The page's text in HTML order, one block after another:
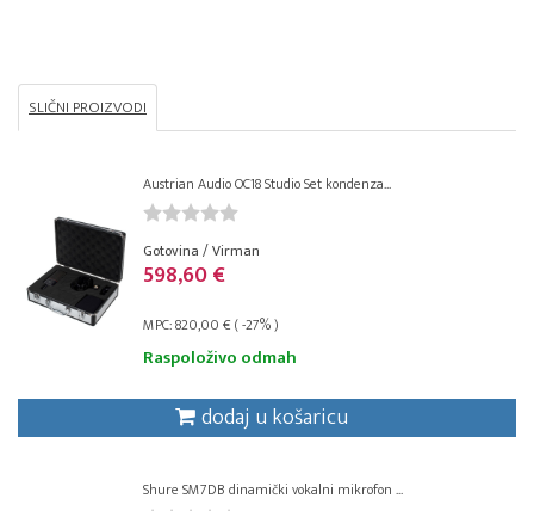
SLIČNI PROIZVODI
Austrian Audio OC18 Studio Set kondenza...
Gotovina / Virman
598,60 €
MPC: 820,00 € ( -27% )
Raspoloživo odmah
dodaj u košaricu
Shure SM7DB dinamički vokalni mikrofon ...